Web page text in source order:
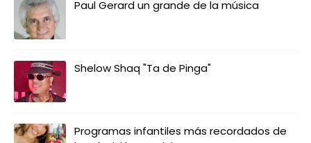
Paul Gerard un grande de la música
Shelow Shaq "Ta de Pinga"
Programas infantiles más recordados de